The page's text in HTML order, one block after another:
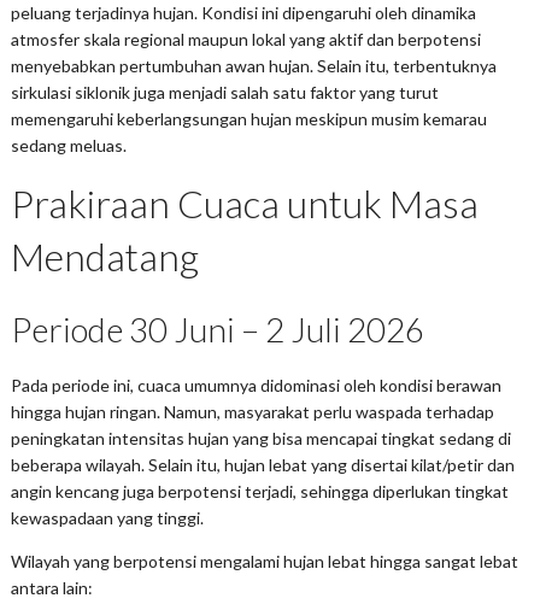
peluang terjadinya hujan. Kondisi ini dipengaruhi oleh dinamika
atmosfer skala regional maupun lokal yang aktif dan berpotensi
menyebabkan pertumbuhan awan hujan. Selain itu, terbentuknya
sirkulasi siklonik juga menjadi salah satu faktor yang turut
memengaruhi keberlangsungan hujan meskipun musim kemarau
sedang meluas.
Prakiraan Cuaca untuk Masa
Mendatang
Periode 30 Juni – 2 Juli 2026
Pada periode ini, cuaca umumnya didominasi oleh kondisi berawan
hingga hujan ringan. Namun, masyarakat perlu waspada terhadap
peningkatan intensitas hujan yang bisa mencapai tingkat sedang di
beberapa wilayah. Selain itu, hujan lebat yang disertai kilat/petir dan
angin kencang juga berpotensi terjadi, sehingga diperlukan tingkat
kewaspadaan yang tinggi.
Wilayah yang berpotensi mengalami hujan lebat hingga sangat lebat
antara lain: